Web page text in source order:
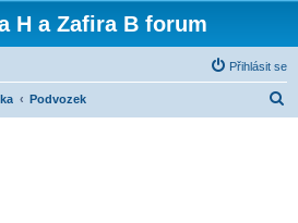
H a Zafira B forum
Přihlásit se
Podvozek